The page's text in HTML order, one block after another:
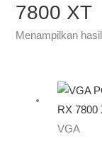
7800 XT
Menampilkan
VGA